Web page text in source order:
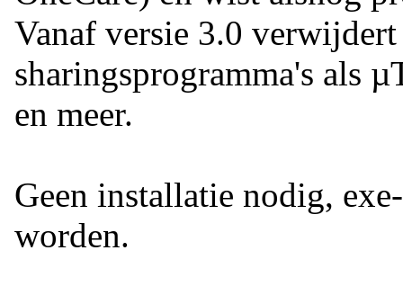
Vanaf versie 3.0
sharingsprogramma's als
en meer.
Geen installatie nodig,
worden.